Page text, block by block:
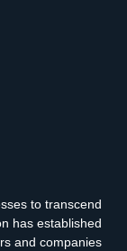
to transcend
has established
and companies